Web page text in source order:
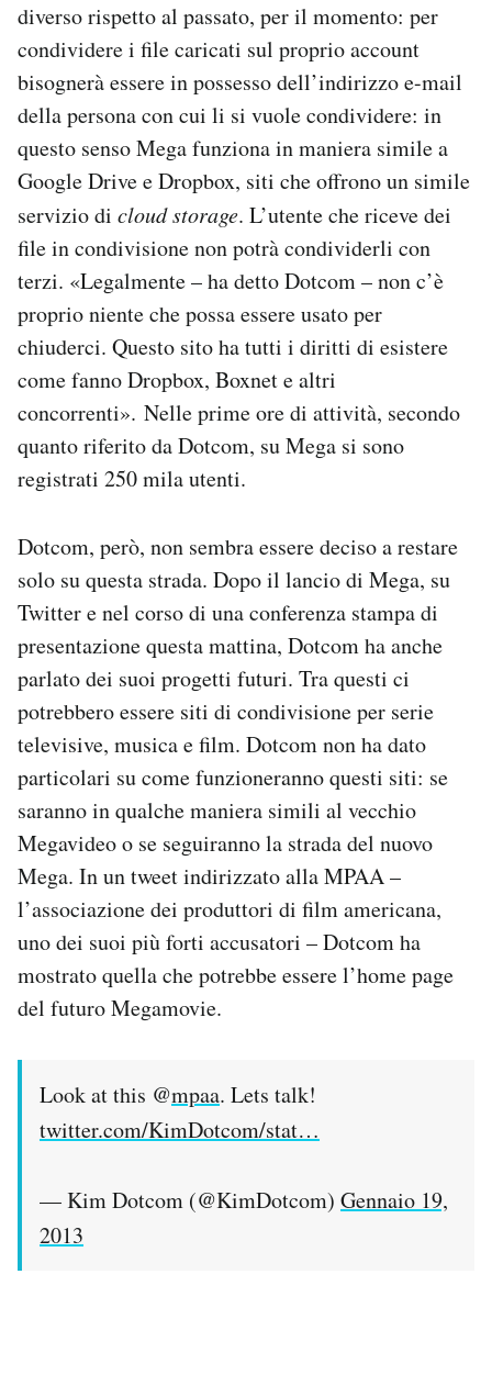
diverso rispetto al passato, per il momento: per
condividere i file caricati sul proprio account
bisognerà essere in possesso dell’indirizzo e-mail
della persona con cui li si vuole condividere: in
questo senso Mega funziona in maniera simile a
Google Drive e Dropbox, siti che offrono un simile
servizio di cloud storage. L’utente che riceve dei
file in condivisione non potrà condividerli con
terzi. «Legalmente – ha detto Dotcom – non c’è
proprio niente che possa essere usato per
chiuderci. Questo sito ha tutti i diritti di esistere
come fanno Dropbox, Boxnet e altri
concorrenti». Nelle prime ore di attività, secondo
quanto riferito da Dotcom, su Mega si sono
registrati 250 mila utenti.
Dotcom, però, non sembra essere deciso a restare
solo su questa strada. Dopo il lancio di Mega, su
Twitter e nel corso di una conferenza stampa di
presentazione questa mattina, Dotcom ha anche
parlato dei suoi progetti futuri. Tra questi ci
potrebbero essere siti di condivisione per serie
televisive, musica e film. Dotcom non ha dato
particolari su come funzioneranno questi siti: se
saranno in qualche maniera simili al vecchio
Megavideo o se seguiranno la strada del nuovo
Mega. In un tweet indirizzato alla MPAA –
l’associazione dei produttori di film americana,
uno dei suoi più forti accusatori – Dotcom ha
mostrato quella che potrebbe essere l’home page
del futuro Megamovie.
Look at this @mpaa. Lets talk!
twitter.com/KimDotcom/stat…
— Kim Dotcom (@KimDotcom) Gennaio 19,
2013